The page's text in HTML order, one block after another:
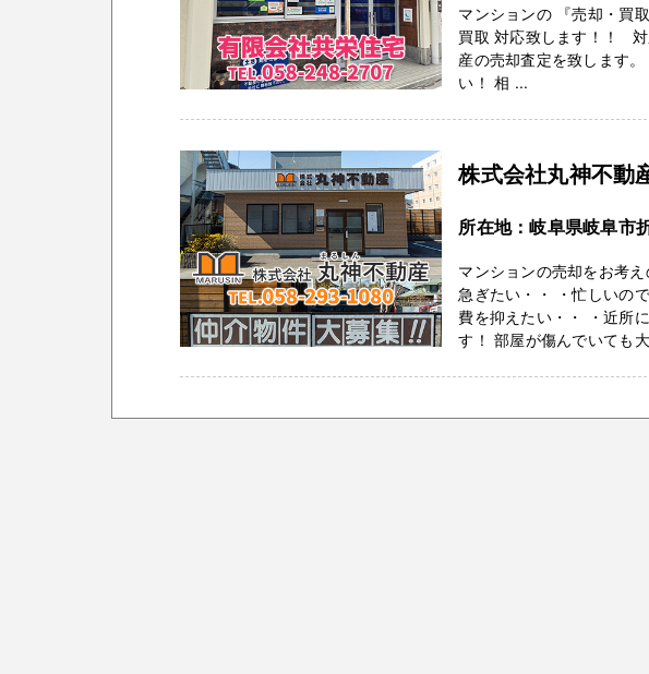
マンションの 『売却・買
買取 対応致します！！
産の売却査定を致します
い！ 相 ...
株式会社丸神不動
所在地：岐阜県岐阜市
マンションの売却をお考
急ぎたい・・ ・忙しいの
費を抑えたい・・ ・近所
す！ 部屋が傷んでいても